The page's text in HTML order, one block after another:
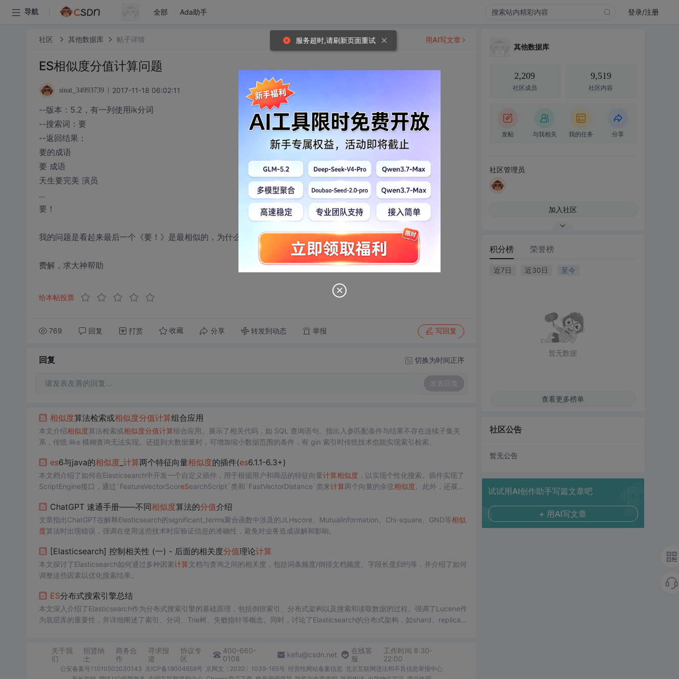
导航 全部 Ada助手 登录/注册
社区 其他数据库 帖子详情
ES相似度分值计算问题
sinat_34993739 2017-11-18 06:02:11
--版本：5.2，有一列使用ik分词
--搜索词：要
--返回结果：
要的成语
要 成语
天生要完美 演员
...
要！
我的问题是看起来最后一个《要！》是最相似的，为什么得分只有6.3分，而第一个得分10.5分。
费解，求大神帮助
给本帖投票
769 回复 打赏 收藏 分享 转发到动态 举报 写回复
用AI写文章
回复 切换为时间正序
请发表友善的回复… 发表回复
相似度算法检索或相似度分值计算组合应用
本文介绍相似度算法检索或相似度分值计算组合应用。展示了相关代码，如 SQL 查询语句。指出入参匹配条件与结果不存在连续子集关
系，传统 like 模糊查询无法实现。还提到大数据量时，可增加缩小数据范围的条件，有 gin 索引时传统技术也能实现索引检索。
es6与java的相似度 计算两个特征向量相似度的插件(es6.1.1-6.3+)
本文档介绍了如何在Elasticsearch中开发一个自定义插件，用于根据用户和商品的特征向量计算相似度 ，以实现个性化搜索。插件实现了
ScriptEngine接口，通过`FeatureVectorScoreSearchScript`类和`FastVectorDistance`类来计算两个向量的余弦相似度 。此外，还展示
ChatGPT 速通手册——不同相似度算法的分值介绍
文章指出ChatGPT在解释Elasticsearch的significant_terms聚合函数中涉及的JLHscore、Mutualinformation、Chi-square、GND等相似
度算法时出现错误，强调在使用这些技术时应验证信息的准确性，避免对业务造成误解和影响。
[Elasticsearch] 控制相关性 (一) - 后面的相关度分值理论计算
本文探讨了Elasticsearch如何通过多种因素计算文档与查询之间的相关度，包括词条频度/倒排文档频度、字段长度归约等，并介绍了如何
调整这些因素以优化搜索结果。
ES分布式搜索引擎总结
本文深入介绍了Elasticsearch作为分布式搜索引擎的基础原理，包括倒排索引、分布式架构以及搜索和读取数据的过程。强调了Lucene作
为底层库的重要性，并详细阐述了索引、分词、Trie树、失败指针等概念。同时，讨论了Elasticsearch的分布式架构，如shard、replica、
关于我
们
招贤纳
士
商务合
作
寻求报
道
协议专
区
400-660-
0108
kefu@csdn.net
在线客
服
工作时间 8:30-
22:00
公安备案号11010502030143 京ICP备19004658号 京网文〔2020〕1039-165号 经营性网站备案信息 北京互联网违法和不良信息举报中心
其他数据库
2,209
社区成员
9,519
社区内容
发帖 与我相关 我的任务 分享
社区管理员
加入社区
积分榜 荣誉榜
近7日 近30日 至今
暂无数据
查看更多榜单
社区公告
暂无公告
试试用AI创作助手写篇文章吧
+ 用AI写文章
服务超时,请刷新页面重试